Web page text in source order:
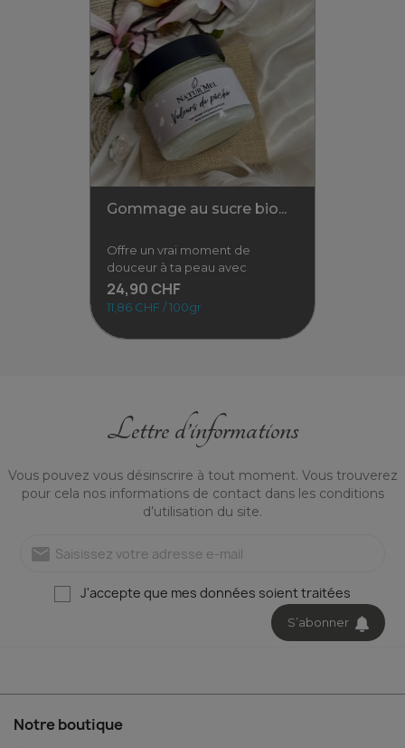
Bougie Vanille Divine -...
Coulée à la main à base de
cire végétale.
24,90 CHF
17,45 CHF
Voir
Gommage au sucre bio...
Offre un vrai moment de
douceur à ta peau avec
24,90 CHF
11,86 CHF / 100gr
Gommage au sucre bio...
Offre un vrai moment de
douceur à ta peau avec notre
24,90 CHF
Voir
Lettre d’informations
Vous pouvez vous désinscrire à tout moment. Vous trouverez
pour cela nos informations de contact dans les conditions
d’utilisation du site.
S’abonner
mail
J'accepte que mes données soient traitées
Notre boutique